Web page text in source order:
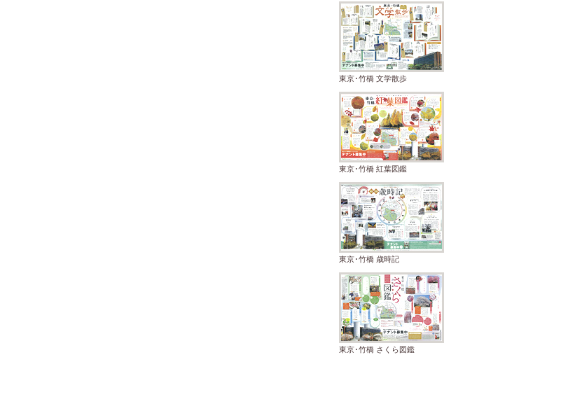
東京･竹橋 文学散歩
東京･竹橋 紅葉図鑑
東京･竹橋 歳時記
東京･竹橋 さくら図鑑